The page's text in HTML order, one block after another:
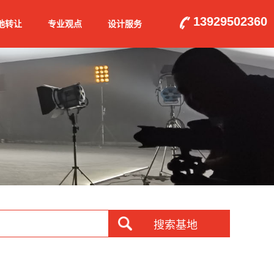
转让 专业观点 设计服务 13929502360
搜索基地